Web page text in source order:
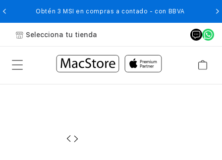
Obtén 3 MSI en compras a contado - con BBVA
Selecciona tu tienda